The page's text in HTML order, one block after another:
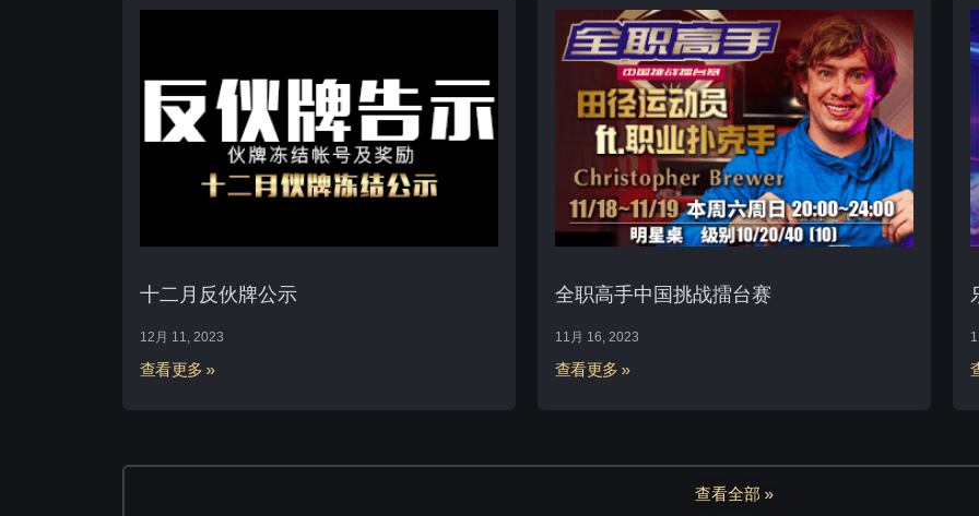
十二月反伙牌公示
12月 11, 2023
查看更多 »
全职高手中国挑战擂台赛
11月 16, 2023
查看更多 »
查看全部 »